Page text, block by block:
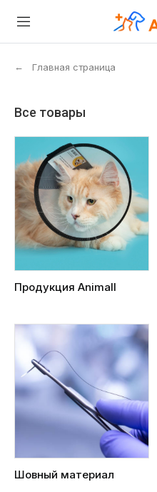
← Главная страница
Все товары
Продукция Animall
Шовный материал